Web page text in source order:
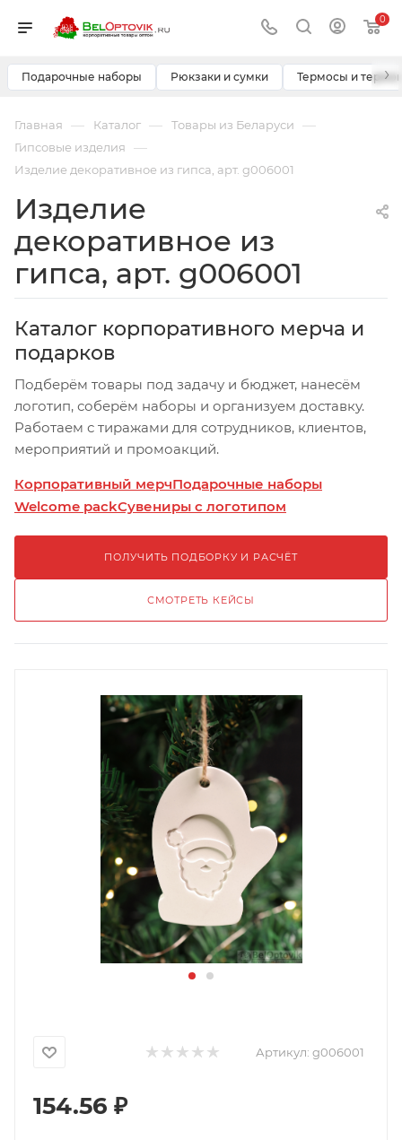
0
Подарочные наборы Рюкзаки и сумки Термосы и ›
Главная — Каталог — Товары из Беларуси —
Гипсовые изделия —
Изделие декоративное из гипса, арт. g006001
Изделие
декоративное из
гипса, арт. g006001
Каталог корпоративного мерча и
подарков
Подберём товары под задачу и бюджет, нанесём
логотип, соберём наборы и организуем доставку.
Работаем с тиражами для сотрудников, клиентов,
мероприятий и промоакций.
Корпоративный мерчПодарочные наборы
Welcome packСувениры с логотипом
ПОЛУЧИТЬ ПОДБОРКУ И РАСЧЁТ
СМОТРЕТЬ КЕЙСЫ
Артикул: g006001
154.56 ₽